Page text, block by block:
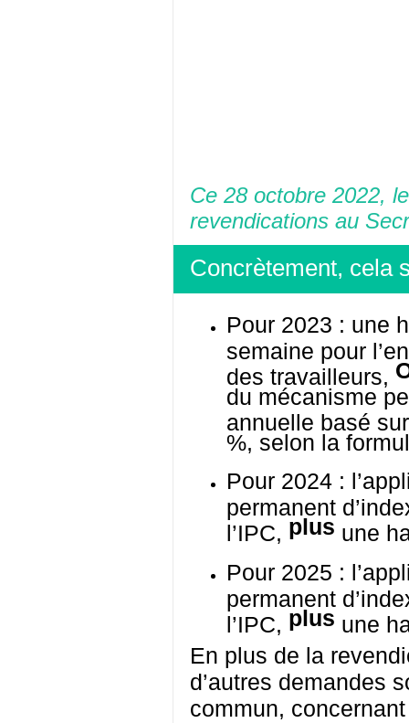
Ce 28 octobre 2022,
revendications au
Concrètement, cela
Pour 2023 : une
semaine pour
des travailleurs,
du mécanisme
annuelle basé
%, selon la
Pour 2024 :
permanent
l’IPC, plus une
Pour 2025 :
permanent
l’IPC, plus une
En plus de la
d’autres demandes
commun,